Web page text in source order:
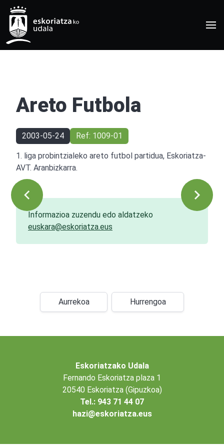
Areto Futbola
2003-05-24 Ref: 1009-01
1. liga probintzialeko areto futbol partidua, Eskoriatza-
AVT. Aranbizkarra.
Informazioa zuzendu edo aldatzeko
euskara@eskoriatza.eus
Aurrekoa Hurrengoa
Eskoriatzako Udala
Fernando Eskoriatza plaza 1
20540 Eskoriatza (Gipuzkoa)
Tel.: 943 71 44 07
hazi@eskoriatza.eus